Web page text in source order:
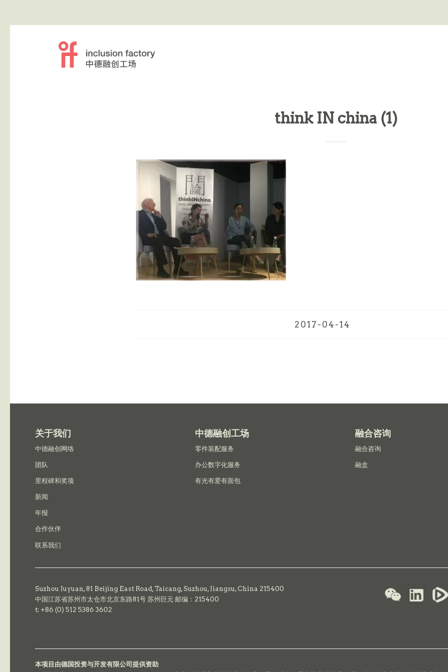
think IN china (1)
2017-04-14
关于我们
中德融创网络
团队
里程碑和奖项
新闻
年报
合作伙伴
联系我们
中德融创工场
零件装配服务
办公数字化服务
有光有爱有面包
融合咨询
融合咨询
融盒
Suzhou Juyuan, 81 Beijing East Road,Taicang,Suzhou, Jiangsu, China 215400
中国江苏省苏州市太仓市北京东路81号 苏州巨元 邮编：215400
t: +86 (0) 512 5386 3602
本项目由德国投资与开发有限公司提供资助